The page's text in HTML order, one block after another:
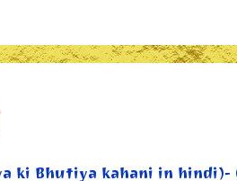
ki Bhutiya kahani in